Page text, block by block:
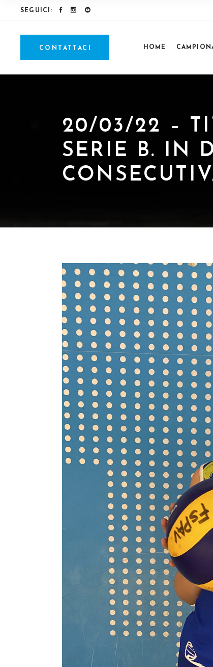
SEGUICI:
CONTATTACI HOME
20/03/22 –
SERIE B. IN